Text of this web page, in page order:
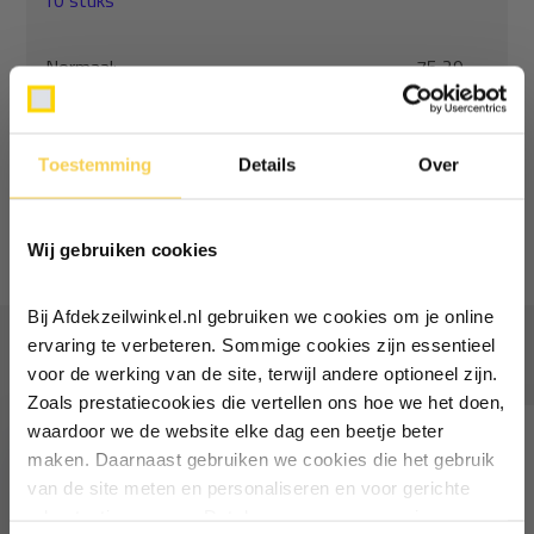
Toestemming Details Over
Wij gebruiken cookies
Bij Afdekzeilwinkel.nl gebruiken we cookies om je online
ervaring te verbeteren. Sommige cookies zijn essentieel
voor de werking van de site, terwijl andere optioneel zijn.
Zoals prestatiecookies die vertellen ons hoe we het doen,
waardoor we de website elke dag een beetje beter
maken. Daarnaast gebruiken we cookies die het gebruik
van de site meten en personaliseren en voor gerichte
Normaal:
75,29
Je bespaart
2,37
Toevoegen aan winkelwagen
Vaak samen gekocht
Ontvang €5,- korting!
Schrijf je in voor de nieuwsbrief en
Vul je e-mailadres in‍⁪⁪
Particulier Zakelijk
Inschrijven